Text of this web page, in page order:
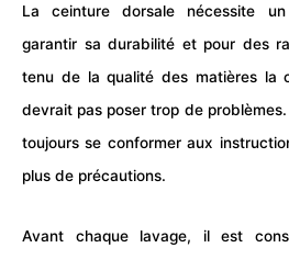
La ceinture dorsale nécessite
garantir sa durabilité et pour des
tenu de la qualité des matières la
devrait pas poser trop de
toujours se conformer aux
plus de précautions.
Avant chaque lavage, il est